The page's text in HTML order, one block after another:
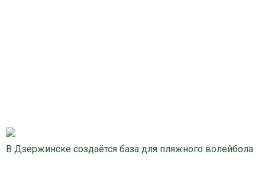
В Дзержинске создаётся база для пляжного волейбола